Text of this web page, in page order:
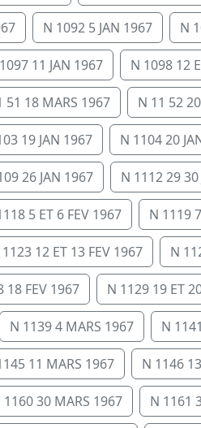
N 1092 5 JAN 1967 N
11 JAN 1967 N 1098 12
51 18 MARS 1967 N 11 52
19 JAN 1967 N 1104 20
26 JAN 1967 N 1112 29
5 ET 6 FEV 1967 N 1119
12 ET 13 FEV 1967 N
18 FEV 1967 N 1129 19 ET
N 1139 4 MARS 1967 N
11 MARS 1967 N 1146
1160 30 MARS 1967 N 1161